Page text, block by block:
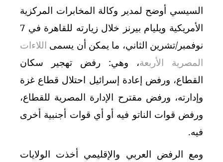
السيسي أوضح لمدير وكالة المخابرات المركزية
الأمريكية ويليام بيرنز خلال زيارته للقاهرة في 7
نوفمبر/تشرين الثاني، ما يمكن أن يسمى اللاءات
المصرية الأربعة، وهي: رفض تهجير سكان
القطاع، ورفض إعادة إسرائيل احتلال قطاع غزة
وإدارته، ورفض مقترح الإدارة المصرية للقطاع،
ورفض قوات الناتو فيه أو أي قوات أجنبية أخرى
فيه.
ومع الرفض العربي والإقليمي أخذت الولايات